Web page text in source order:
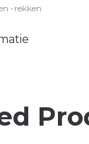
-rekken